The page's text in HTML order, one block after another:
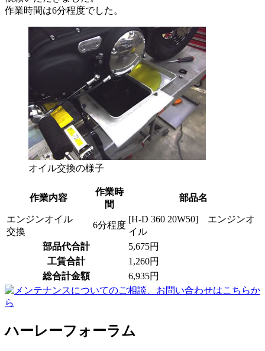
作業時間は6分程度でした。
オイル交換の様子
作業内容
作業時
間
部品名
エンジンオイル
交換
6分程度
[H-D 360 20W50] エンジンオ
イル
部品代合計
5,675円
工賃合計
1,260円
総合計金額
6,935円
ハーレーフォーラム